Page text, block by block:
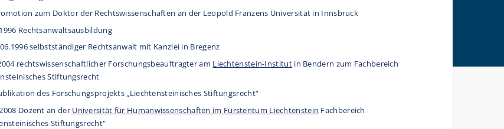
zum Doktor der Rechtswissenschaften an der Leopold Franzens Universität in Innsbruck
Rechtsanwaltsausbildung
selbstständiger Rechtsanwalt mit Kanzlei in Bregenz
rechtswissenschaftlicher Forschungsbeauftragter am Liechtenstein-Institutin Bendern zum Fachbereich
Stiftungsrecht
des Forschungsprojekts „Liechtensteinisches Stiftungsrecht“
Dozent an der Universität für Humanwissenschaften im Fürstentum Liechtenstein Fachbereich
Stiftungsrecht"